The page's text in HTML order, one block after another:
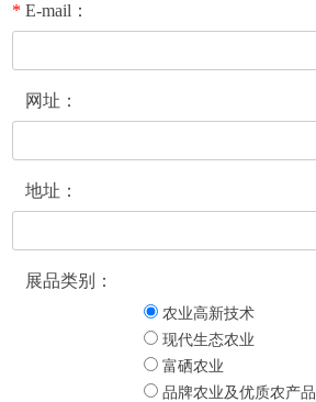
* E-mail：
网址：
地址：
展品类别：
农业高新技术
现代生态农业
富硒农业
品牌农业及优质农产品